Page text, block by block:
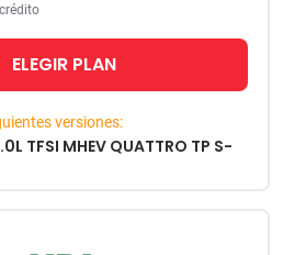
ELEGIR PLAN
versiones:
TFSI MHEV QUATTRO TP S-